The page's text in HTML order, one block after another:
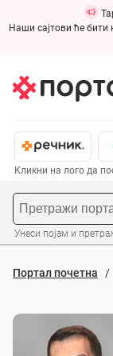
Наши сајтови ће бити
Кликни на лого да
Унеси појам и
Портал почетна